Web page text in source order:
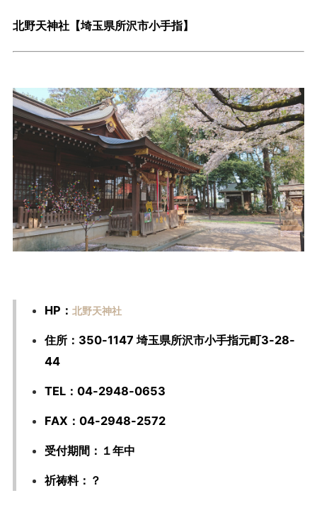
北野天神社【埼玉県所沢市小手指】
HP：北野天神社
住所：350-1147 埼玉県所沢市小手指元町3-28-
44
TEL：04-2948-0653
FAX：04-2948-2572
受付期間：１年中
祈祷料：？